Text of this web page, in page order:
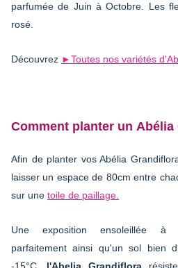
parfumée de Juin à Octobre. Les
rosé.
Découvrez ►Toutes nos variétés
Comment planter un Abélia
Afin de planter vos Abélia
laisser un espace de 80cm entre
sur une toile de paillage.
Une exposition ensoleillée à
parfaitement ainsi qu'un sol bien
-15°C, l'Abelia Grandiflora